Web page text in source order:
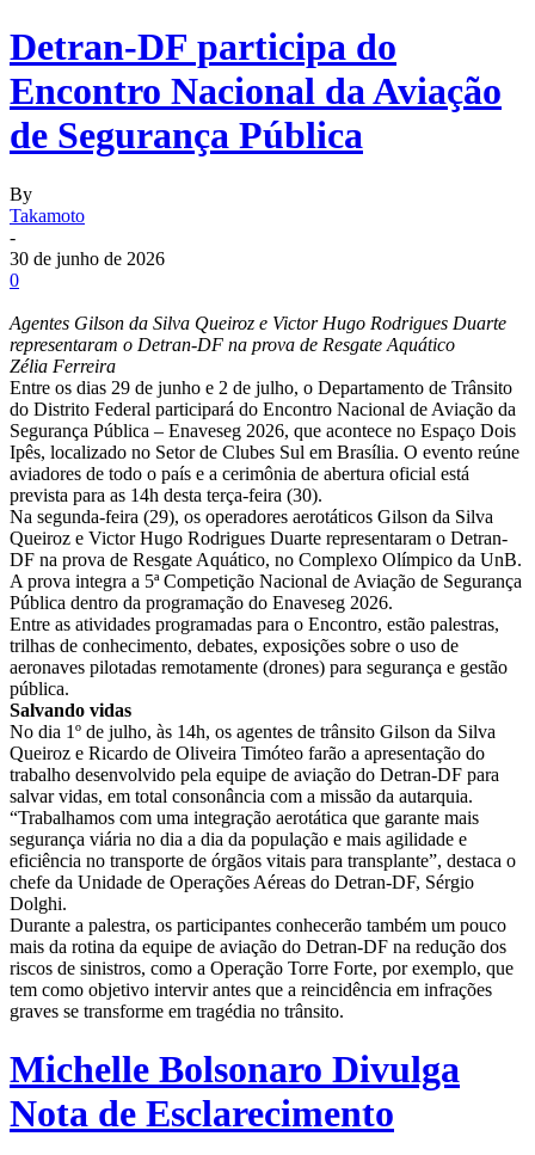
Detran-DF participa do
Encontro Nacional da Aviação
de Segurança Pública
By
Takamoto
-
30 de junho de 2026
0
Agentes Gilson da Silva Queiroz e Victor Hugo Rodrigues Duarte
representaram o Detran-DF na prova de Resgate Aquático
Zélia Ferreira
Entre os dias 29 de junho e 2 de julho, o Departamento de Trânsito
do Distrito Federal participará do Encontro Nacional de Aviação da
Segurança Pública – Enaveseg 2026, que acontece no Espaço Dois
Ipês, localizado no Setor de Clubes Sul em Brasília. O evento reúne
aviadores de todo o país e a cerimônia de abertura oficial está
prevista para as 14h desta terça-feira (30).
Na segunda-feira (29), os operadores aerotáticos Gilson da Silva
Queiroz e Victor Hugo Rodrigues Duarte representaram o Detran-
DF na prova de Resgate Aquático, no Complexo Olímpico da UnB.
A prova integra a 5ª Competição Nacional de Aviação de Segurança
Pública dentro da programação do Enaveseg 2026.
Entre as atividades programadas para o Encontro, estão palestras,
trilhas de conhecimento, debates, exposições sobre o uso de
aeronaves pilotadas remotamente (drones) para segurança e gestão
pública.
Salvando vidas
No dia 1º de julho, às 14h, os agentes de trânsito Gilson da Silva
Queiroz e Ricardo de Oliveira Timóteo farão a apresentação do
trabalho desenvolvido pela equipe de aviação do Detran-DF para
salvar vidas, em total consonância com a missão da autarquia.
“Trabalhamos com uma integração aerotática que garante mais
segurança viária no dia a dia da população e mais agilidade e
eficiência no transporte de órgãos vitais para transplante”, destaca o
chefe da Unidade de Operações Aéreas do Detran-DF, Sérgio
Dolghi.
Durante a palestra, os participantes conhecerão também um pouco
mais da rotina da equipe de aviação do Detran-DF na redução dos
riscos de sinistros, como a Operação Torre Forte, por exemplo, que
tem como objetivo intervir antes que a reincidência em infrações
graves se transforme em tragédia no trânsito.
Michelle Bolsonaro Divulga
Nota de Esclarecimento